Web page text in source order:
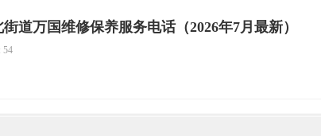
道万国维修保养服务电话（2026年7月最新）
54